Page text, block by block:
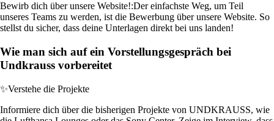
Bewirb dich über unsere Website!:Der einfachste Weg, um Teil
unseres Teams zu werden, ist die Bewerbung über unsere Website. So
stellst du sicher, dass deine Unterlagen direkt bei uns landen!
Wie man sich auf ein Vorstellungsgespräch bei
Undkrauss vorbereitet
✨Verstehe die Projekte
Informiere dich über die bisherigen Projekte von UNDKRAUSS, wie